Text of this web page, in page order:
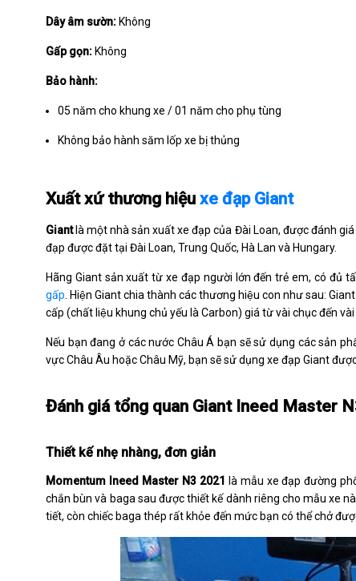
Dây âm sườn: Không
Gấp gọn: Không
Bảo hành:
05 năm cho khung xe / 01 năm cho phụ tùng
Không bảo hành săm lốp xe bị thủng
Xuất xứ thương hiệu xe đạp Giant
Giant là một nhà sản xuất xe đạp của Đài Loan, được đánh
đạp được đặt tại Đài Loan, Trung Quốc, Hà Lan và Hungary.
Hãng Giant sản xuất từ xe đạp người lớn đến trẻ em, có đủ
gấp . Hiện Giant chia thành các thương hiệu con như sau:
cấp (chất liệu khung chủ yếu là Carbon) giá từ vài chục đến
Nếu bạn đang ở các nước Châu Á bạn sẽ sử dụng các sản
vực Châu Âu hoặc Châu Mỹ, bạn sẽ sử dụng xe đạp Giant
Đánh giá tổng quan Giant Ineed Master
Thiết kế nhẹ nhàng, đơn giản
Momentum Ineed Master N3 2021
là mẫu xe đạp đường
chắn bùn và baga sau được thiết kế dành riêng cho mẫu xe
tiết, còn chiếc baga thép rất khỏe đến mức bạn có thể chở